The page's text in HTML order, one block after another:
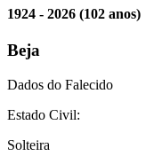
1924 - 2026 (102 anos)
Beja
Dados do Falecido
Estado Civil:
Solteira